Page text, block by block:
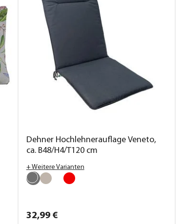
Dehner Hochlehnerauflage Veneto,
ca. B48/H4/T120 cm
+ Weitere Varianten
32,99€